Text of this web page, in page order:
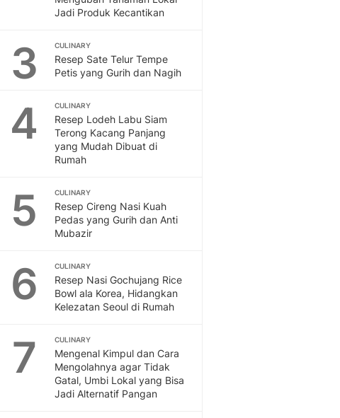
Jadi Produk Kecantikan
3 CULINARY
Resep Sate Telur Tempe
Petis yang Gurih dan Nagih
4 CULINARY
Resep Lodeh Labu Siam
Terong Kacang Panjang
yang Mudah Dibuat di
Rumah
5 CULINARY
Resep Cireng Nasi Kuah
Pedas yang Gurih dan Anti
Mubazir
6 CULINARY
Resep Nasi Gochujang Rice
Bowl ala Korea, Hidangkan
Kelezatan Seoul di Rumah
7 CULINARY
Mengenal Kimpul dan Cara
Mengolahnya agar Tidak
Gatal, Umbi Lokal yang Bisa
Jadi Alternatif Pangan